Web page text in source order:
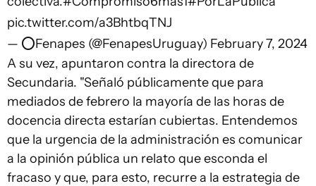
pic.twitter.com/a3BhtbqTNJ
— ⭕️Fenapes (@FenapesUruguay) February 7, 2024
A su vez, apuntaron contra la directora de
Secundaria. "Señaló públicamente que para
mediados de febrero la mayoría de las horas de
docencia directa estarían cubiertas. Entendemos
que la urgencia de la administración es comunicar
a la opinión pública un relato que esconda el
fracaso y que, para esto, recurre a la estrategia de